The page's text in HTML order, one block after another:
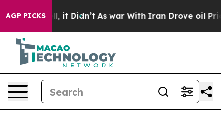
AGP PICKSWell, it Didn’t As war With Iran Drove oil